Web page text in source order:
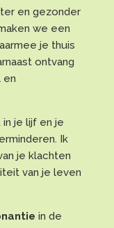
en gezonder
we een
je thuis
ontvang
en
je lijf en je
Ik
je klachten
van je leven
in de